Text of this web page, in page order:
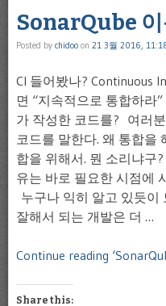
SonarQube 이
Posted by chidoo on 21 3월 2016,
CI 들어봤나? Continuous
면 “지속적으로 통합하
가 작성한 코드를? 여러
코드를 말한다. 왜 통합을
합을 위해서. 뭔 소리냐구
유는 바로 필요한 시점에
누구나 익히 알고 있듯
잘해서 되는 개발은 더 …
Continue reading
Share this: